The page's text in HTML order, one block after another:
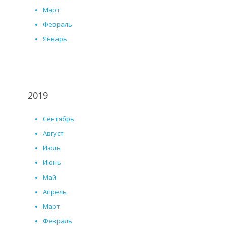
Март
Февраль
Январь
2019
Сентябрь
Август
Июль
Июнь
Май
Апрель
Март
Февраль